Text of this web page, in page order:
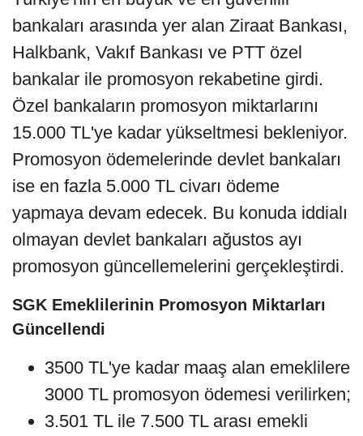
bankaları arasında yer alan Ziraat Bankası,
Halkbank, Vakıf Bankası ve PTT özel
bankalar ile promosyon rekabetine girdi.
Özel bankaların promosyon miktarlarını
15.000 TL'ye kadar yükseltmesi bekleniyor.
Promosyon ödemelerinde devlet bankaları
ise en fazla 5.000 TL civarı ödeme
yapmaya devam edecek. Bu konuda iddialı
olmayan devlet bankaları ağustos ayı
promosyon güncellemelerini gerçekleştirdi.
SGK Emeklilerinin Promosyon Miktarları
Güncellendi
3500 TL'ye kadar maaş alan emeklilere
3000 TL promosyon ödemesi verilirken;
3.501 TL ile 7.500 TL arası emekli